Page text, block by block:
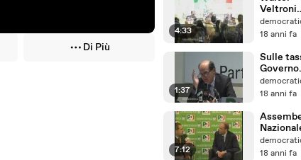
Di Più
4:33
Veltroni
"buco" di
18 anni fa
1:37
Sulle
Governo
18 anni fa
7:12
-
Enrico
18 anni fa